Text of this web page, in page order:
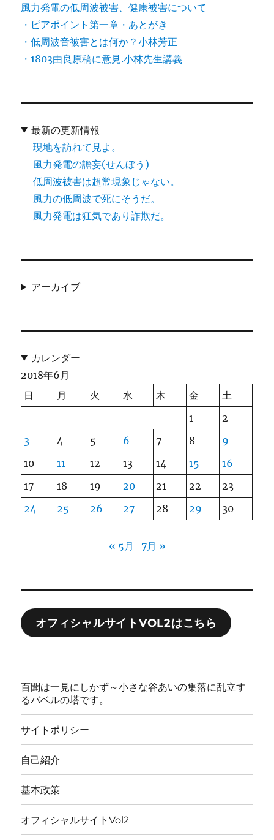
風力発電の低周波被害、健康被害について
・ピアポイント第一章・あとがき
・低周波音被害とは何か？小林芳正
・1803由良原稿に意見.小林先生講義
最新の更新情報
現地を訪れて見よ。
風力発電の譫妄(せんぼう)
低周波被害は超常現象じゃない。
風力の低周波で死にそうだ。
風力発電は狂気であり詐欺だ。
アーカイブ
カレンダー
2018年6月
日
月 火 水 木 金
土
1
2
3
4 5 6 7 8
9
10
11 12 13 14 15
16
17
18 19 20 21 22
23
24
25 26 27 28 29 30
« 5月 7月 »
オフィシャルサイトVOL2はこちら
百聞は一見にしかず～小さな谷あいの集落に乱立す
るバベルの塔です。
サイトポリシー
自己紹介
基本政策
オフィシャルサイトVol2